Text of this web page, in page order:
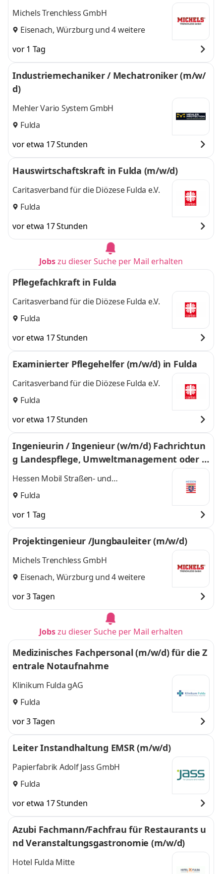
Michels Trenchless GmbH
Eisenach, Würzburg und 4 weitere
vor 1 Tag
Industriemechaniker / Mechatroniker (m/w/
d)
Mehler Vario System GmbH
Fulda
vor etwa 17 Stunden
Hauswirtschaftskraft in Fulda (m/w/d)
Caritasverband für die Diözese Fulda e.V.
Fulda
vor etwa 17 Stunden
Jobszu dieser Suche per Mail erhalten
Pflegefachkraft in Fulda
Caritasverband für die Diözese Fulda e.V.
Fulda
vor etwa 17 Stunden
Examinierter Pflegehelfer (m/w/d) in Fulda
Caritasverband für die Diözese Fulda e.V.
Fulda
vor etwa 17 Stunden
Ingenieurin / Ingenieur (w/m/d) Fachrichtun
g Landespflege, Umweltmanagement oder L
andschaftsplanung
Hessen Mobil Straßen- und
Verkehrsmanagement
Fulda
vor 1 Tag
Projektingenieur /Jungbauleiter (m/w/d)
Michels Trenchless GmbH
Eisenach, Würzburg und 4 weitere
vor 3 Tagen
Jobszu dieser Suche per Mail erhalten
Medizinisches Fachpersonal (m/w/d) für die Z
entrale Notaufnahme
Klinikum Fulda gAG
Fulda
vor 3 Tagen
Leiter Instandhaltung EMSR (m/w/d)
Papierfabrik Adolf Jass GmbH
Fulda
vor etwa 17 Stunden
Azubi Fachmann/Fachfrau für Restaurants u
nd Veranstaltungsgastronomie (m/w/d)
Hotel Fulda Mitte